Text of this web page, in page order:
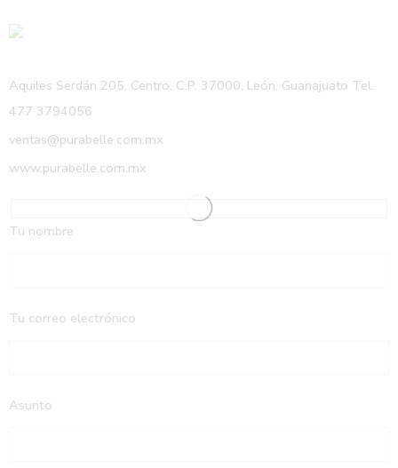
Aquiles Serdán 205, Centro, C.P. 37000, León, Guanajuato Tel.
477 3794056
ventas@purabelle.com.mx
www.purabelle.com.mx
Tu nombre
Tu correo electrónico
Asunto